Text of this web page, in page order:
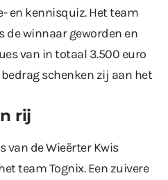
en kennisquiz. Het team
de winnaar geworden en
van in totaal 3.500 euro
schenken zij aan het
rij
van de Wieërter Kwis
team Tognix. Een zuivere